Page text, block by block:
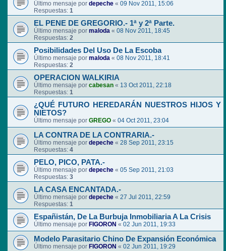
Último mensaje por depeche « 09 Nov 2011, 15:06
Respuestas: 1
EL PENE DE GREGORIO.- 1ª y 2ª Parte.
Último mensaje por maloda « 08 Nov 2011, 18:45
Respuestas: 2
Posibilidades Del Uso De La Escoba
Último mensaje por maloda « 08 Nov 2011, 18:41
Respuestas: 2
OPERACION WALKIRIA
Último mensaje por cabesan « 13 Oct 2011, 22:18
Respuestas: 1
¿QUÉ FUTURO HEREDARÁN NUESTROS HIJOS Y
NIETOS?
Último mensaje por GREGO « 04 Oct 2011, 23:04
LA CONTRA DE LA CONTRARIA.-
Último mensaje por depeche « 28 Sep 2011, 23:15
Respuestas: 4
PELO, PICO, PATA.-
Último mensaje por depeche « 05 Sep 2011, 21:03
Respuestas: 3
LA CASA ENCANTADA.-
Último mensaje por depeche « 27 Jul 2011, 22:59
Respuestas: 1
Españistán, De La Burbuja Inmobiliaria A La Crisis
Último mensaje por FIGORON « 02 Jun 2011, 19:33
Modelo Parasitario Chino De Expansión Económica
Último mensaje por FIGORON « 02 Jun 2011, 19:29